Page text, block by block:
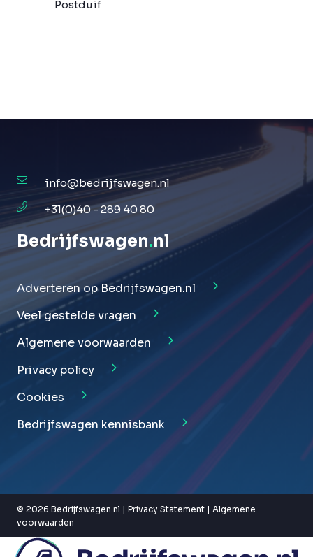
Postduif
info@bedrijfswagen.nl
+31(0)40 - 289 40 80
Bedrijfswagen.nl
Adverteren op Bedrijfswagen.nl
Veel gestelde vragen
Algemene voorwaarden
Privacy policy
Cookies
Bedrijfswagen kennisbank
© 2026 Bedrijfswagen.nl | Privacy Statement | Algemene
voorwaarden